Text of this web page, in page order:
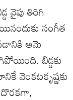
వైపుతిరిగి
సంగీత
ఆమె
. బిడ్డకు
వెంకటకృష్ణకు
దొరకగా,